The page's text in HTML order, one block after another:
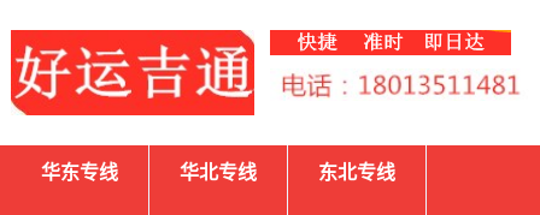
华东专线 华北专线 东北专线